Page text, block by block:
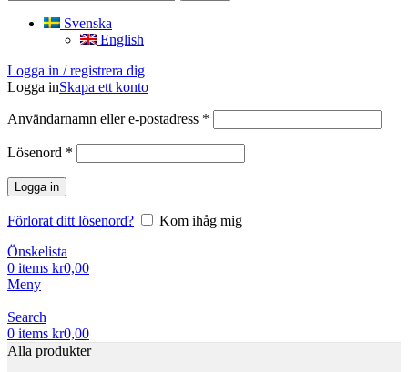
Svenska
English
Logga in / registrera dig
Logga inSkapa ett konto
Användarnamn eller e-postadress *
Lösenord *
Logga in
Förlorat ditt lösenord?
Kom ihåg mig
Önskelista
0 items kr0,00
Meny
Search
0 items kr0,00
Alla produkter